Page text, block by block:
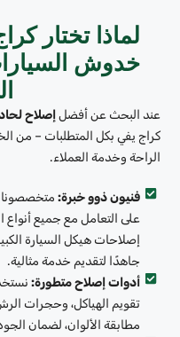
لماذا تختار
خدوش
عند البحث عن أفضل إصلاح
كراج يفي بكل المتطلبات – من
الراحة وخدمة العملاء.
فنيون ذوو خبرة:متخصصونا
على التعامل مع جميع
إصلاحات هيكل السيارة
جاهدًا لتقديم خدمة مثالية.
أدوات إصلاح متطورة:
مطابقة الألوان، لضمان